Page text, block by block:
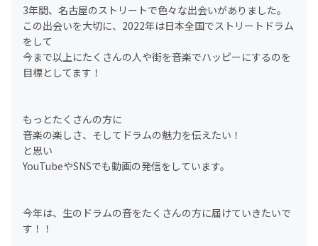
3年間、名古屋のストリートで色々な出会いがありました。
この出会いを大切に、2022年は日本全国でストリートドラム
をして
今まで以上にたくさんの人や街を音楽でハッピーにするのを
目標としてます！
もっとたくさんの方に
音楽の楽しさ、そしてドラムの魅力を伝えたい！
と思い
YouTubeやSNSでも動画の発信をしています。
今年は、生のドラムの音をたくさんの方に届けていきたいで
す！！